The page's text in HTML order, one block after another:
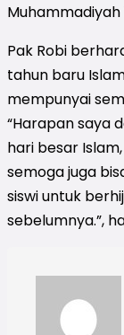
Muhammadiyah
Pak Robi
tahun baru
mempunyai
“Harapan saya
hari besar
semoga juga
siswi untuk
sebelumnya.”,